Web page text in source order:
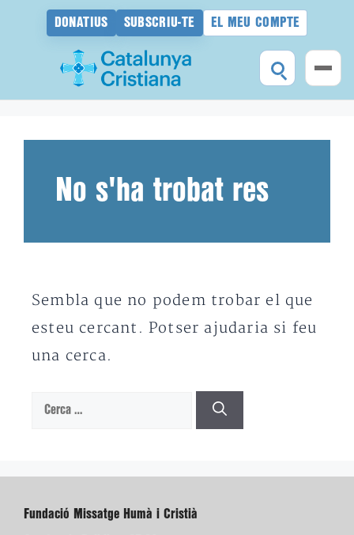
DONATIUS SUBSCRIU-TE EL MEU COMPTE
No s'ha trobat res
Sembla que no podem trobar el que
esteu cercant. Potser ajudaria si feu
una cerca.
Cerca:
Fundació Missatge Humà i Cristià